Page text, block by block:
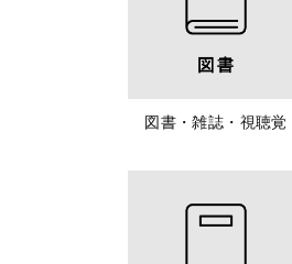
図書・雑誌・視聴覚